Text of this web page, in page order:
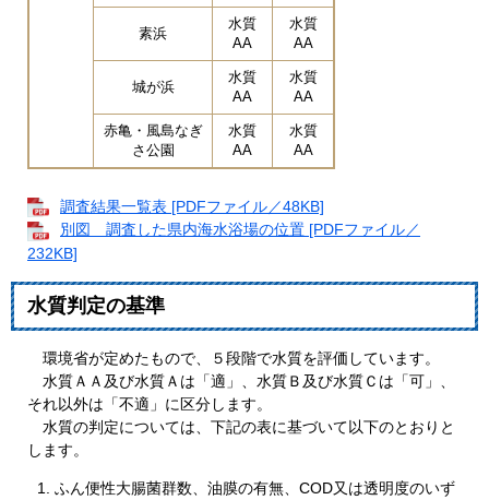
素浜
水質
AA
水質
AA
城が浜
水質
AA
水質
AA
赤亀・風島なぎ
さ公園
水質
AA
水質
AA
調査結果一覧表 [PDFファイル／48KB]
別図 調査した県内海水浴場の位置 [PDFファイル／
232KB]
水質判定の基準
環境省が定めたもので、５段階で水質を評価しています。
水質ＡＡ及び水質Ａは「適」、水質Ｂ及び水質Ｃは「可」、
それ以外は「不適」に区分します。
水質の判定については、下記の表に基づいて以下のとおりと
します。
ふん便性大腸菌群数、油膜の有無、COD又は透明度のいず